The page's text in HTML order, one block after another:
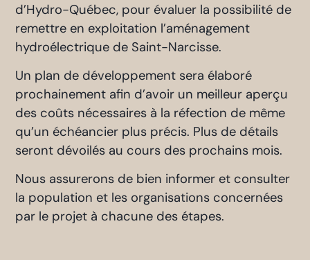
d’Hydro-Québec, pour évaluer la possibilité de
remettre en exploitation l’aménagement
hydroélectrique de Saint-Narcisse.
Un plan de développement sera élaboré
prochainement afin d’avoir un meilleur aperçu
des coûts nécessaires à la réfection de même
qu’un échéancier plus précis. Plus de détails
seront dévoilés au cours des prochains mois.
Nous assurerons de bien informer et consulter
la population et les organisations concernées
par le projet à chacune des étapes.